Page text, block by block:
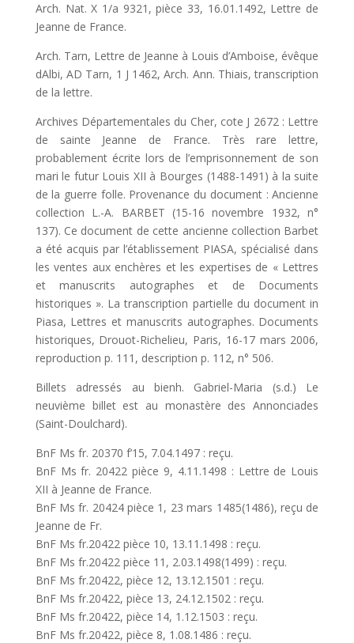
Arch. Nat. X 1/a 9321, pièce 33, 16.01.1492, Lettre de
Jeanne de France.
Arch. Tarn, Lettre de Jeanne à Louis d’Amboise, évêque
dAlbi, AD Tarn, 1 J 1462, Arch. Ann. Thiais, transcription
de la lettre.
Archives Départementales du Cher, cote J 2672 : Lettre
de sainte Jeanne de France. Très rare lettre,
probablement écrite lors de l’emprisonnement de son
mari le futur Louis XII à Bourges (1488-1491) à la suite
de la guerre folle. Provenance du document : Ancienne
collection L.-A. BARBET (15-16 novembre 1932, n°
137). Ce document de cette ancienne collection Barbet
a été acquis par l’établissement PIASA, spécialisé dans
les ventes aux enchères et les expertises de « Lettres
et manuscrits autographes et de Documents
historiques ». La transcription partielle du document in
Piasa, Lettres et manuscrits autographes. Documents
historiques, Drouot-Richelieu, Paris, 16-17 mars 2006,
reproduction p. 111, description p. 112, n° 506.
Billets adressés au bienh. Gabriel-Maria (s.d.) Le
neuvième billet est au monastère des Annonciades
(Saint-Doulchard).
BnF Ms fr. 20370 f’15, 7.04.1497 : reçu.
BnF Ms fr. 20422 pièce 9, 4.11.1498 : Lettre de Louis
XII à Jeanne de France.
BnF Ms fr. 20424 pièce 1, 23 mars 1485(1486), reçu de
Jeanne de Fr.
BnF Ms fr.20422 pièce 10, 13.11.1498 : reçu.
BnF Ms fr.20422 pièce 11, 2.03.1498(1499) : reçu.
BnF Ms fr.20422, pièce 12, 13.12.1501 : reçu.
BnF Ms fr.20422, pièce 13, 24.12.1502 : reçu.
BnF Ms fr.20422, pièce 14, 1.12.1503 : reçu.
BnF Ms fr.20422, pièce 8, 1.08.1486 : reçu.